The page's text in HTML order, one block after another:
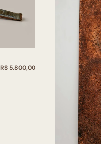
R$ 5.800,00